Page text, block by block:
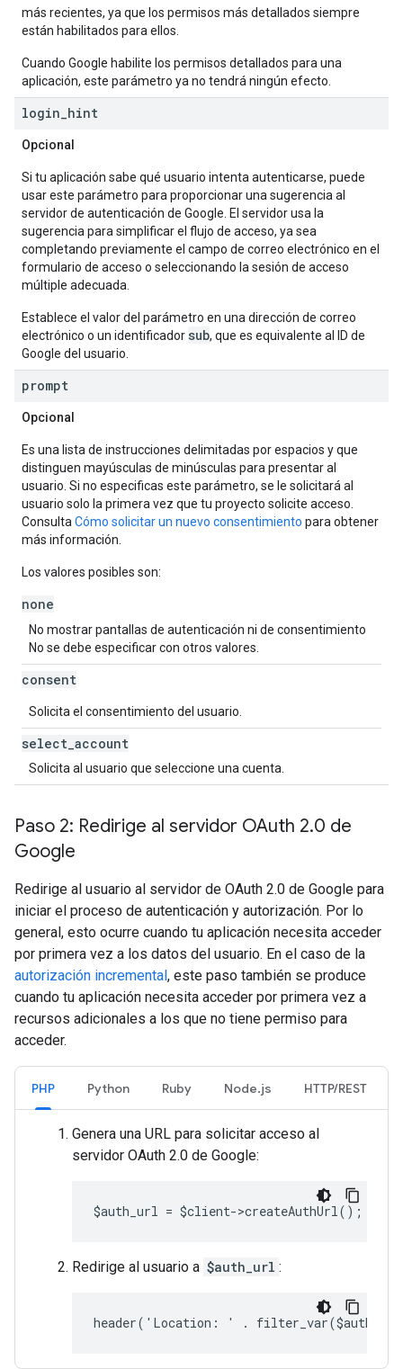
más recientes, ya que los permisos más detallados siempre
están habilitados para ellos.
Cuando Google habilite los permisos detallados para una
aplicación, este parámetro ya no tendrá ningún efecto.
login hint
Opcional
Si tu aplicación sabe qué usuario intenta autenticarse, puede
usar este parámetro para proporcionar una sugerencia al
servidor de autenticación de Google. El servidor usa la
sugerencia para simplificar el flujo de acceso, ya sea
completando previamente el campo de correo electrónico en el
formulario de acceso o seleccionando la sesión de acceso
múltiple adecuada.
Establece el valor del parámetro en una dirección de correo
electrónico o un identificador sub, que es equivalente al ID de
Google del usuario.
prompt
Opcional
Es una lista de instrucciones delimitadas por espacios y que
distinguen mayúsculas de minúsculas para presentar al
usuario. Si no especificas este parámetro, se le solicitará al
usuario solo la primera vez que tu proyecto solicite acceso.
Consulta Cómo solicitar un nuevo consentimiento para obtener
más información.
Los valores posibles son:
none
No mostrar pantallas de autenticación ni de consentimiento
No se debe especificar con otros valores.
consent
Solicita el consentimiento del usuario.
select account
Solicita al usuario que seleccione una cuenta.
Paso 2: Redirige al servidor OAuth 2.0 de
Google
Redirige al usuario al servidor de OAuth 2.0 de Google para
iniciar el proceso de autenticación y autorización. Por lo
general, esto ocurre cuando tu aplicación necesita acceder
por primera vez a los datos del usuario. En el caso de la
autorización incremental, este paso también se produce
cuando tu aplicación necesita acceder por primera vez a
recursos adicionales a los que no tiene permiso para
acceder.
PHP Python Ruby Node.js HTTP/REST
Genera una URL para solicitar acceso al
servidor OAuth 2.0 de Google:
$auth_url = $client->createAuthUrl();
Redirige al usuario a $auth_url :
header('Location: ' . filter_var($auth_url,